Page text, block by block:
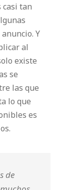
casi tan
Y
al
existe
se
las que
lo que
es
de